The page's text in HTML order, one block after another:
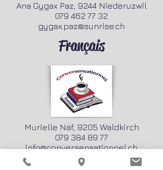
Ana Gygax Paz, 9244 Niederuzwil
079 462 77 32
gygax.paz@sunrise.ch
Français
Murielle Näf, 9205 Waldkirch
079 384 89 77
info@conversensationnel.ch